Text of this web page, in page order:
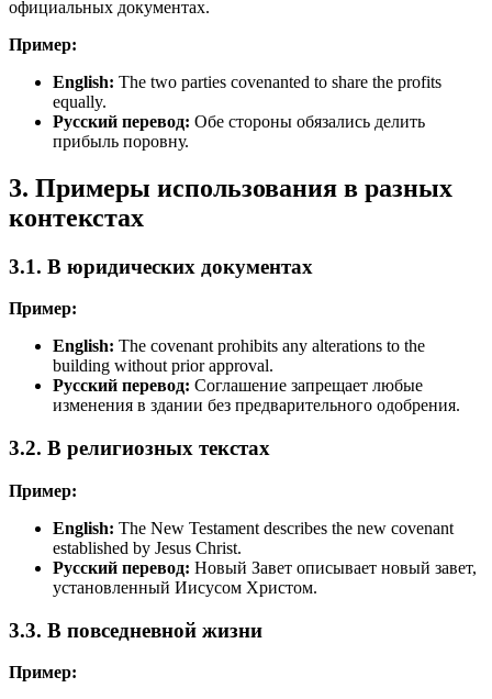
официальных документах.
Пример:
English: The two parties covenanted to share the profits
equally.
Русский перевод: Обе стороны обязались делить
прибыль поровну.
3. Примеры использования в разных
контекстах
3.1. В юридических документах
Пример:
English: The covenant prohibits any alterations to the
building without prior approval.
Русский перевод: Соглашение запрещает любые
изменения в здании без предварительного одобрения.
3.2. В религиозных текстах
Пример:
English: The New Testament describes the new covenant
established by Jesus Christ.
Русский перевод: Новый Завет описывает новый завет,
установленный Иисусом Христом.
3.3. В повседневной жизни
Пример: